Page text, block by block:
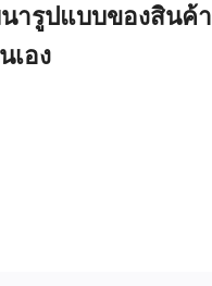
ารูปแบบของสินค้า
เอง